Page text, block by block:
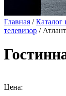
Главная /Каталог
телевизор /
Цена: